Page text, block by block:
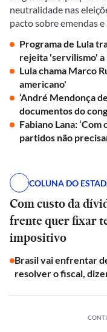
neutralidade nas
pacto sobre emendas
Programa de Lula
rejeita 'servilismo' a
Lula chama Marco
americano'
‘André Mendonça
documentos do
Fabiano Lana:
partidos não
COLUNA DO
Com custo da
frente quer fixar
impositivo
Brasil vai enfrentar
resolver o fiscal,